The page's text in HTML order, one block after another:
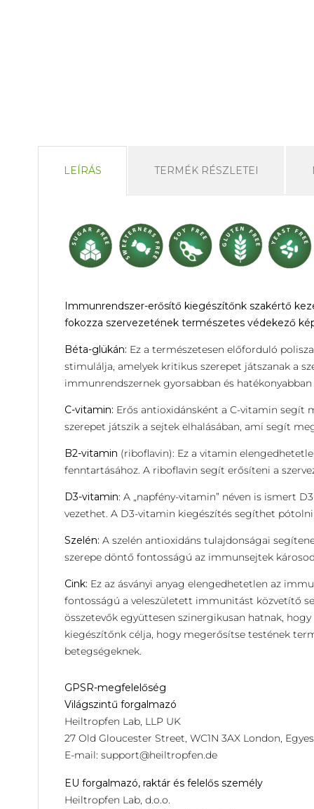
LEÍRÁS TERMÉK RÉSZLETEI
Immunrendszer-erősítő kiegészítőnk szakértő
fokozza szervezetének természetes védekező
Béta-glükán: Ez a természetesen előforduló
stimulálja, amelyek kritikus szerepet játszanak a
immunrendszernek gyorsabban és hatékonyabban
C-vitamin: Erős antioxidánsként a C-vitamin segít
szerepet játszik a sejtek elhalásában, ami segít
B2-vitamin (riboflavin): Ez a vitamin
fenntartásához. A riboflavin segít erősíteni a
D3-vitamin: A „napfény-vitamin” néven is ismert
vezethet. A D3-vitamin kiegészítés segíthet
Szelén: A szelén antioxidáns tulajdonságai
szerepe döntő fontosságú az immunsejtek
Cink: Ez az ásványi anyag elengedhetetlen az
fontosságú a veleszületett immunitást közvetítő
összetevők együttesen szinergikusan hatnak,
kiegészítőnk célja, hogy megerősítse testének
betegségeknek.
GPSR-megfelelőség
Világszintű forgalmazó
Heiltropfen Lab, LLP UK
27 Old Gloucester Street, WC1N 3AX London,
E-mail: support@heiltropfen.de
EU forgalmazó, raktár és felelős személy
Heiltropfen Lab, d.o.o.